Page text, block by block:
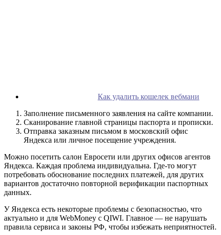
Как удалить кошелек вебмани
Заполнение письменного заявления на сайте компании.
Сканирование главной страницы паспорта и прописки.
Отправка заказным письмом в московский офис
Яндекса или личное посещение учреждения.
Можно посетить салон Евросети или других офисов агентов
Яндекса. Каждая проблема индивидуальна. Где-то могут
потребовать обоснование последних платежей, для других
вариантов достаточно повторной верификации паспортных
данных.
У Яндекса есть некоторые проблемы с безопасностью, что
актуально и для WebMoney с QIWI. Главное — не нарушать
правила сервиса и законы РФ, чтобы избежать неприятностей.